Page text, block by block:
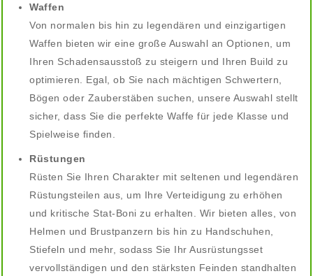
Waffen
Von normalen bis hin zu legendären und einzigartigen
Waffen bieten wir eine große Auswahl an Optionen, um
Ihren Schadensausstoß zu steigern und Ihren Build zu
optimieren. Egal, ob Sie nach mächtigen Schwertern,
Bögen oder Zauberstäben suchen, unsere Auswahl stellt
sicher, dass Sie die perfekte Waffe für jede Klasse und
Spielweise finden.
Rüstungen
Rüsten Sie Ihren Charakter mit seltenen und legendären
Rüstungsteilen aus, um Ihre Verteidigung zu erhöhen
und kritische Stat-Boni zu erhalten. Wir bieten alles, von
Helmen und Brustpanzern bis hin zu Handschuhen,
Stiefeln und mehr, sodass Sie Ihr Ausrüstungsset
vervollständigen und den stärksten Feinden standhalten